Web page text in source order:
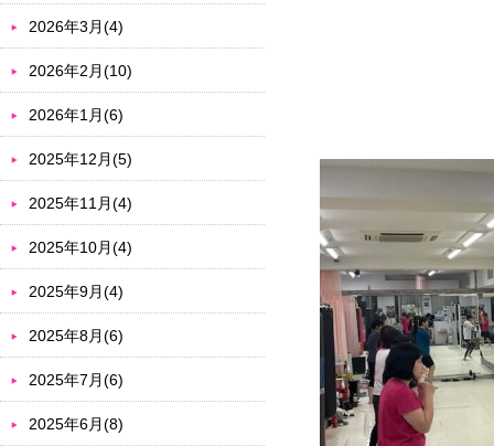
2026年3月(4)
2026年2月(10)
2026年1月(6)
2025年12月(5)
2025年11月(4)
2025年10月(4)
2025年9月(4)
2025年8月(6)
2025年7月(6)
2025年6月(8)